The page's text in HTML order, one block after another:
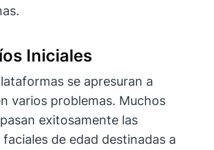
Iniciales
se apresuran a
varios problemas. Muchos
exitosamente las
de edad destinadas a